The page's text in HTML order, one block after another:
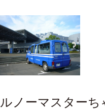
ルノーマスターち